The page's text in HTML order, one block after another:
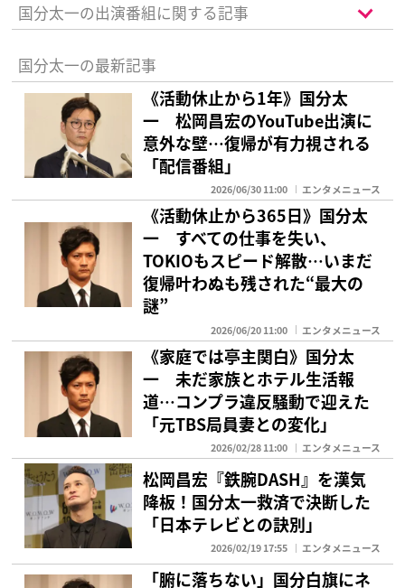
国分太一の出演番組に関する記事
国分太一の最新記事
《活動休止から1年》国分太
一 松岡昌宏のYouTube出演に
意外な壁…復帰が有力視される
「配信番組」
2026/06/30 11:00 エンタメニュース
《活動休止から365日》国分太
一 すべての仕事を失い、
TOKIOもスピード解散…いまだ
復帰叶わぬも残された“最大の
謎”
2026/06/20 11:00 エンタメニュース
《家庭では亭主関白》国分太
一 未だ家族とホテル生活報
道…コンプラ違反騒動で迎えた
「元TBS局員妻との変化」
2026/02/28 11:00 エンタメニュース
松岡昌宏『鉄腕DASH』を漢気
降板！国分太一救済で決断した
「日本テレビとの訣別」
2026/02/19 17:55 エンタメニュース
「腑に落ちない」国分白旗にネ